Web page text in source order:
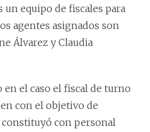
equipo de fiscales para
agentes asignados son
Álvarez y Claudia
el caso el fiscal de turno
con el objetivo de
con personal